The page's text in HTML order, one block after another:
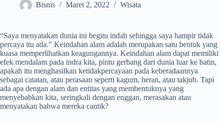
Bisnis Maret 2, 2022 Wisata
“Saya menyatakan dunia ini begitu indah sehingga saya hampir tidak
percaya itu ada.” Keindahan alam adalah merupakan satu bentuk yang
kuasa memperlihatkan keagungannya. Keindahan alam dapat memiliki
efek mendalam pada indra kita, pintu gerbang dari dunia luar ke batin,
apakah itu menghasilkan ketidakpercayaan pada keberadaannya
sebagai catatan, atau perasaan seperti kagum, heran, atau takjub. Tapi
ada apa dengan alam dan entitas yang membentuknya yang
menyebabkan kita, seringkali dengan enggan, merasakan atau
menyatakan bahwa mereka cantik?